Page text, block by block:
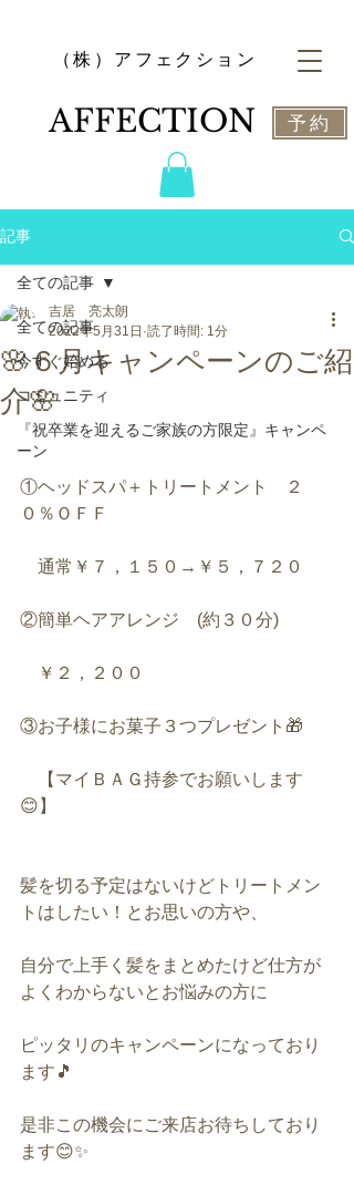
​（株）アフェクション
​AFFECTION 予約
記事
全ての記事
今すぐ始める
コミュニティ
『祝卒業を迎えるご家族の方限定』キャンペ
ーン
全ての記事
🌸６月キャンペーンのご紹
介🌸
吉居 亮太朗
2022年5月31日 読了時間: 1分
①ヘッドスパ＋トリートメント　２
０％ＯＦＦ
通常￥７，１５０→￥５，７２０
②簡単ヘアアレンジ　(約３０分)
￥２，２００
③お子様にお菓子３つプレゼント🎁
【マイＢＡＧ持参でお願いします
😊】
髪を切る予定はないけどトリートメン
トはしたい！とお思いの方や、
自分で上手く髪をまとめたけど仕方が
よくわからないとお悩みの方に
ピッタリのキャンペーンになっており
ます🎵
是非この機会にご来店お待ちしており
ます😊✨